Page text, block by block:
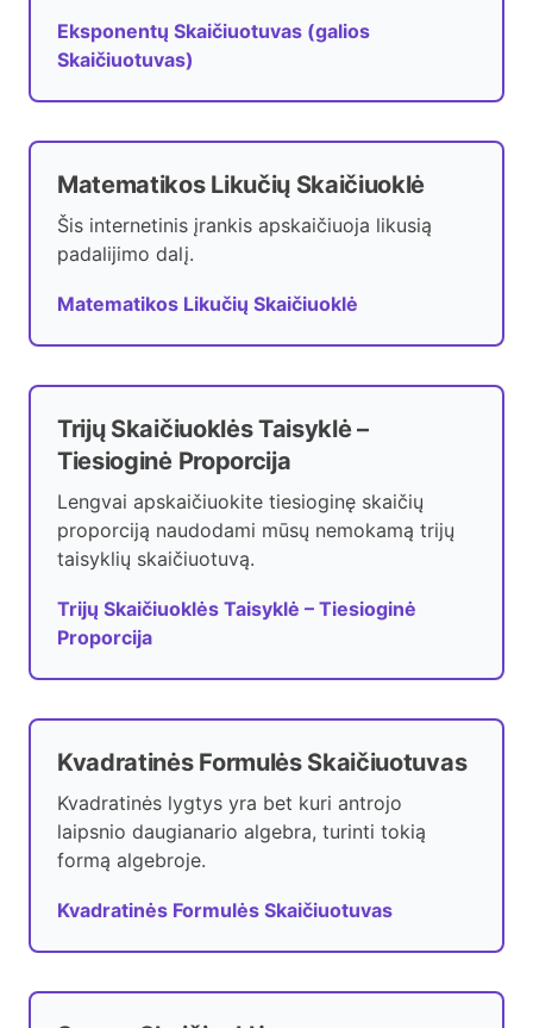
Eksponentų Skaičiuotuvas (galios
Skaičiuotuvas)
Matematikos Likučių Skaičiuoklė
Šis internetinis įrankis apskaičiuoja likusią
padalijimo dalį.
Matematikos Likučių Skaičiuoklė
Trijų Skaičiuoklės Taisyklė –
Tiesioginė Proporcija
Lengvai apskaičiuokite tiesioginę skaičių
proporciją naudodami mūsų nemokamą trijų
taisyklių skaičiuotuvą.
Trijų Skaičiuoklės Taisyklė – Tiesioginė
Proporcija
Kvadratinės Formulės Skaičiuotuvas
Kvadratinės lygtys yra bet kuri antrojo
laipsnio daugianario algebra, turinti tokią
formą algebroje.
Kvadratinės Formulės Skaičiuotuvas